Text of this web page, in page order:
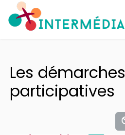
Les démarches
participatives